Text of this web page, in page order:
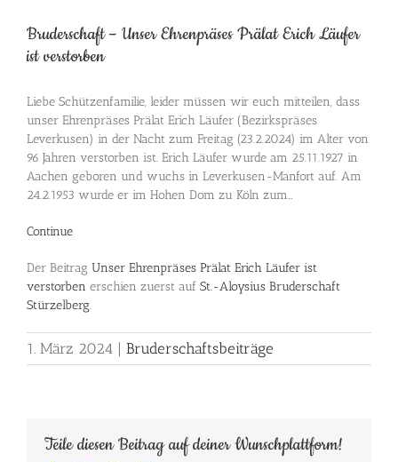
Bruderschaft – Unser Ehrenpräses Prälat Erich Läufer
ist verstorben
Liebe Schützenfamilie, leider müssen wir euch mitteilen, dass
unser Ehrenpräses Prälat Erich Läufer (Bezirkspräses
Leverkusen) in der Nacht zum Freitag (23.2.2024) im Alter von
96 Jahren verstorben ist. Erich Läufer wurde am 25.11.1927 in
Aachen geboren und wuchs in Leverkusen-Manfort auf. Am
24.2.1953 wurde er im Hohen Dom zu Köln zum…
Continue
Der Beitrag Unser Ehrenpräses Prälat Erich Läufer ist
verstorben erschien zuerst auf St.-Aloysius Bruderschaft
Stürzelberg.
1. März 2024 | Bruderschaftsbeiträge
Teile diesen Beitrag auf deiner Wunschplattform!